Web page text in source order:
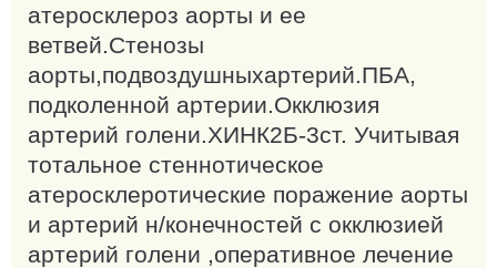
атеросклероз аорты и ее
ветвей.Стенозы
аорты,подвоздушныхартерий.ПБА,
подколенной артерии.Окклюзия
артерий голени.ХИНК2Б-3ст. Учитывая
тотальное стеннотическое
атеросклеротические поражение аорты
и артерий н/конечностей с окклюзией
артерий голени ,оперативное лечение